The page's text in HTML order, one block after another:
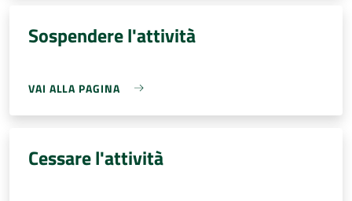
Sospendere l'attività
VAI ALLA PAGINA
Cessare l'attività